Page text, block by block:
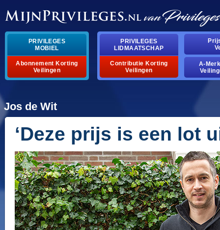
PRIVILEGES
MOBIEL
Abonnement Korting
Veilingen
PRIVILEGES
LIDMAATSCHAP
Contributie Korting
Veilingen
A-
Jos de Wit
‘Deze prijs is een lot